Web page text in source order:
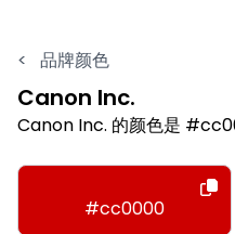
< 品牌颜色
Canon Inc.
Canon Inc. 的颜色是
#cc0000